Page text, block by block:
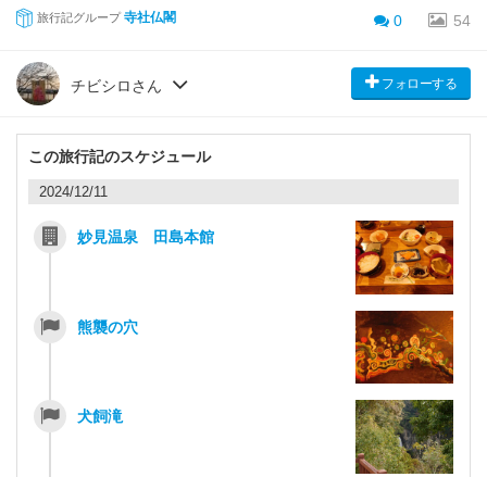
旅行記グループ 寺社仏閣 0 54
チビシロさん フォローする
この旅行記のスケジュール
2024/12/11
妙見温泉 田島本館
熊襲の穴
犬飼滝